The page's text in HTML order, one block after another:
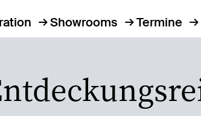
Showrooms Termine